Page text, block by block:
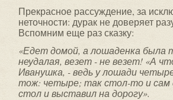
Прекрасное рассуждение, за
неточности: дурак не доверяет
Вспомним еще раз сказку:
«Едет домой, а лошаденка была
неудалая, везет - не везет! «А
Иванушка, - ведь у лошади
тож: четыре; так стол-то и сам
стол и выставил на дорогу».